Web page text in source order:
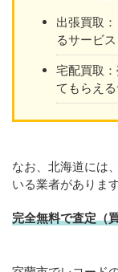
出張買取
るサービス
宅配買取
てもらえ
なお、北海道には
いる業者があります
完全無料で査定（